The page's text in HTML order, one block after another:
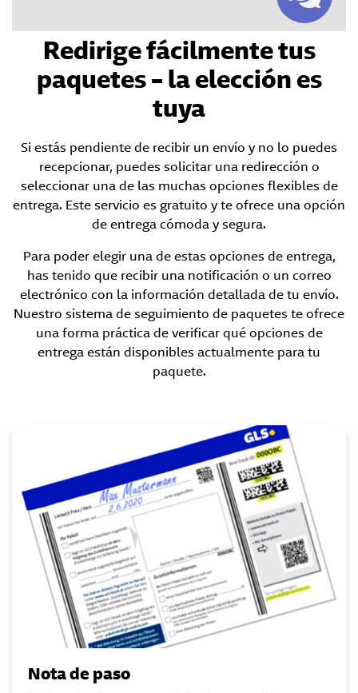
Redirige fácilmente tus
paquetes – la elección es
tuya
Si estás pendiente de recibir un envío y no lo puedes
recepcionar, puedes solicitar una redirección o
seleccionar una de las muchas opciones flexibles de
entrega. Este servicio es gratuito y te ofrece una opción
de entrega cómoda y segura.
Para poder elegir una de estas opciones de entrega,
has tenido que recibir una notificación o un correo
electrónico con la información detallada de tu envío.
Nuestro sistema de seguimiento de paquetes te ofrece
una forma práctica de verificar qué opciones de
entrega están disponibles actualmente para tu
paquete.
Nota de paso